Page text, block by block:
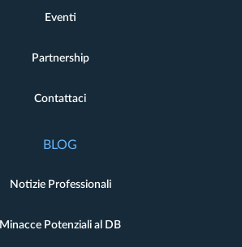
Eventi
Partnership
Contattaci
BLOG
Notizie Professionali
Minacce Potenziali al DB